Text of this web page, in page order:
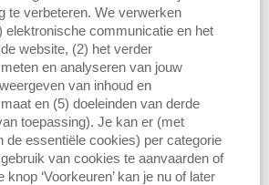
is eveneens of de cashflow dient als
hele gezin of dat er naast het inkomen uit
inkomen is door buitenshuis te
meegenomen.
uitgedrukt per FAK vertonen
resultaten in euro per bedrijf. De
per FAK voor de fruitteeltbedrijven
2012-2024 van minimaal 49.500 euro in
te verbeteren. We verwerken
elektronische communicatie en het
website, (2) het verder
en analyseren van jouw
van inhoud en
en (5) doeleinden van derde
toepassing). Je kan er (met
de essentiële cookies) per categorie
van cookies te aanvaarden of
knop ‘Voorkeuren’ kan je nu of later